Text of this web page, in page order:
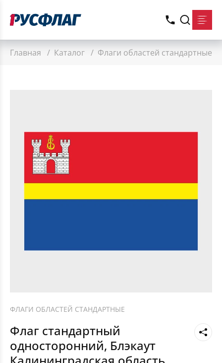
Главная / Каталог / Флаги областей стандартные
ФЛАГИ ОБЛАСТЕЙ СТАНДАРТНЫЕ
Флаг стандартный
односторонний, Блэкаут